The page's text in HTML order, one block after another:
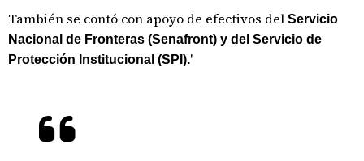
También se contó con apoyo de efectivos del Servicio
Nacional de Fronteras (Senafront) y del Servicio de
Protección Institucional (SPI).'